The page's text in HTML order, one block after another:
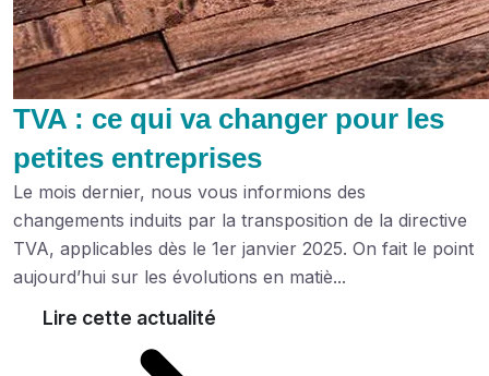
TVA : ce qui va changer pour les
petites entreprises
Le mois dernier, nous vous informions des
changements induits par la transposition de la directive
TVA, applicables dès le 1er janvier 2025. On fait le point
aujourd’hui sur les évolutions en matiè...
Lire cette actualité